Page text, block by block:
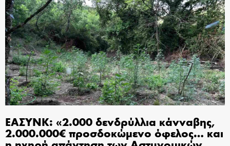
ΕΑΣΥΝΚ: «2.000 δενδρύλλια κάνναβης,
2.000.000€ προσδοκώμενο όφελος… και